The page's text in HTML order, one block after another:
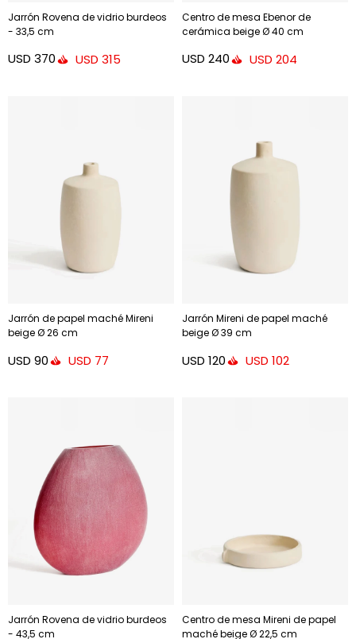
Jarrón Rovena de vidrio burdeos
- 33,5 cm
USD 370 USD 315
Centro de mesa Ebenor de
cerámica beige Ø 40 cm
USD 240 USD 204
Jarrón de papel maché Mireni
beige Ø 26 cm
USD 90 USD 77
Jarrón Mireni de papel maché
beige Ø 39 cm
USD 120 USD 102
Jarrón Rovena de vidrio burdeos
- 43,5 cm
Centro de mesa Mireni de papel
maché beige Ø 22,5 cm